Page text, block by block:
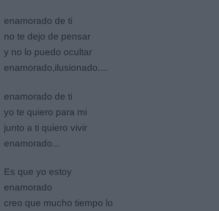
enamorado de ti
no te dejo de pensar
y no lo puedo ocultar
enamorado,ilusionado....
enamorado de ti
yo te quiero para mi
junto a ti quiero vivir
enamorado...
Es que yo estoy
enamorado
creo que mucho tiempo lo